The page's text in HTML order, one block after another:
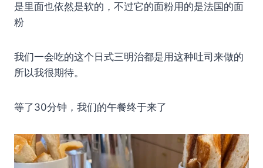
是里面也依然是软的，不过它的面粉用的是法国的面
粉
我们一会吃的这个日式三明治都是用这种吐司来做的
所以我很期待。
等了30分钟，我们的午餐终于来了